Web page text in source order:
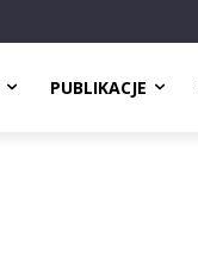
PUBLIKACJE